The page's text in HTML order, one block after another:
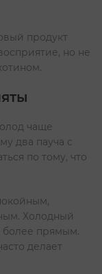
продукт
но не
чаще
два пауча с
по тому, что
Холодный
более прямым.
делает